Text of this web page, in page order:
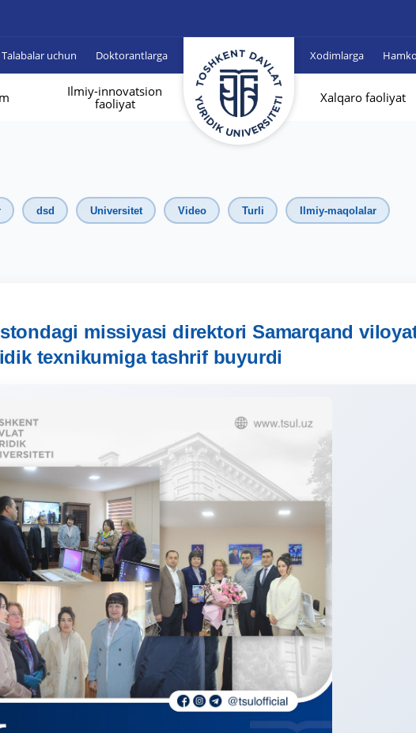
Talabalar uchun Doktorantlarga Xodimlarga
Ilmiy-innovatsion
faoliyat
Xalqaro faoliyat
dsd Universitet Video Turli Ilmiy-maqolalar
missiyasi direktori Samarqand
texnikumiga tashrif buyurdi